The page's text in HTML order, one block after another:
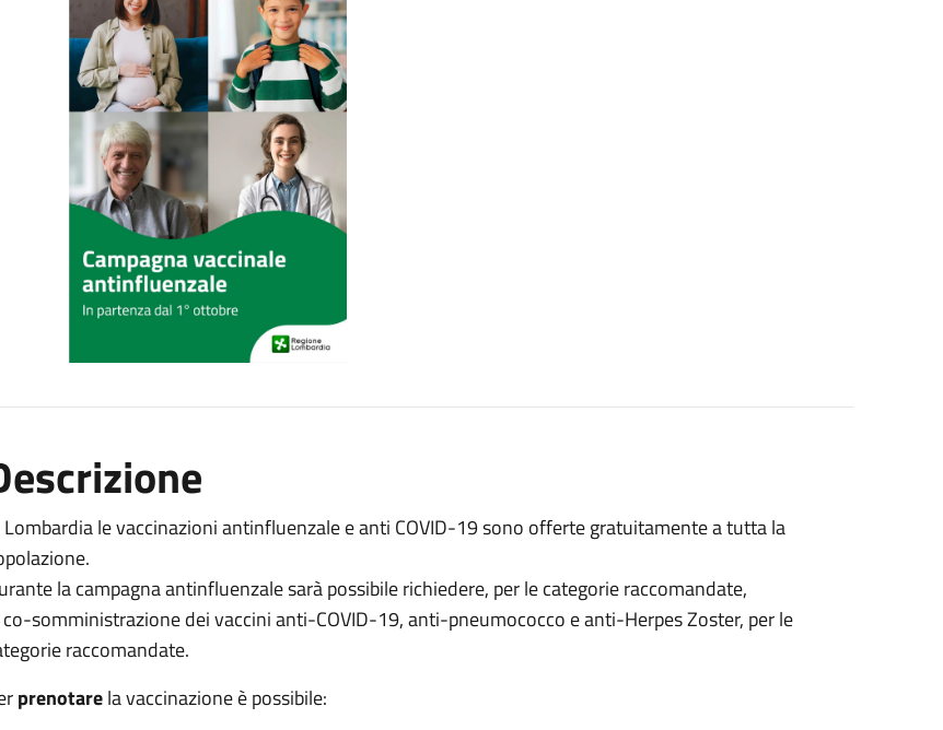
Lombardia le vaccinazioni antinfluenzale e anti COVID-19 sono offerte gratuitamente a tutta la
la campagna antinfluenzale sarà possibile richiedere, per le categorie raccomandate,
co-somministrazione dei vaccini anti-COVID-19, anti-pneumococco e anti-Herpes Zoster, per le
raccomandate.
prenotarela vaccinazione è possibile: